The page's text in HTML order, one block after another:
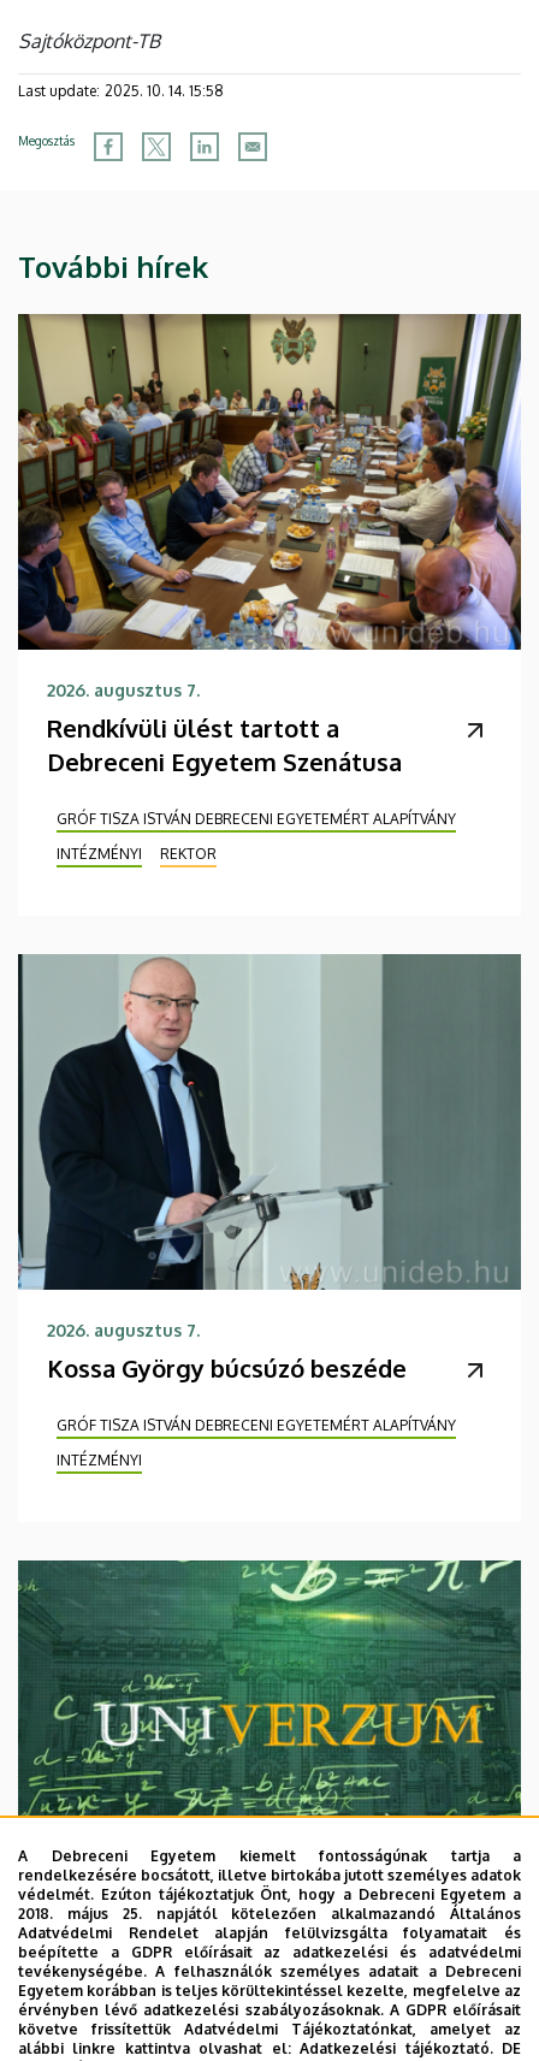
Sajtóközpont-TB
Last update: 2025. 10. 14. 15:58
Megosztás
További hírek
2026. augusztus 7.
Rendkívüli ülést tartott a
Debreceni Egyetem Szenátusa
GRÓF TISZA ISTVÁN DEBRECENI EGYETEMÉRT ALAPÍTVÁNY
INTÉZMÉNYI
REKTOR
2026. augusztus 7.
Kossa György búcsúzó beszéde
GRÓF TISZA ISTVÁN DEBRECENI EGYETEMÉRT ALAPÍTVÁNY
INTÉZMÉNYI
2026. augusztus 7.
Univerzum: A Debreceni Egyetem
titkos receptjei
A Debreceni Egyetem kiemelt fontosságúnak tartja a
rendelkezésére bocsátott, illetve birtokába jutott személyes adatok
védelmét. Ezúton tájékoztatjuk Önt, hogy a Debreceni Egyetem a
2018. május 25. napjától kötelezően alkalmazandó Általános
Adatvédelmi Rendelet alapján felülvizsgálta folyamatait és
beépítette a GDPR előírásait az adatkezelési és adatvédelmi
tevékenységébe. A felhasználók személyes adatait a Debreceni
Egyetem korábban is teljes körültekintéssel kezelte, megfelelve az
érvényben lévő adatkezelési szabályozásoknak. A GDPR előírásait
követve frissítettük Adatvédelmi Tájékoztatónkat, amelyet az
alábbi linkre kattintva olvashat el:Adatkezelési tájékoztató. DE